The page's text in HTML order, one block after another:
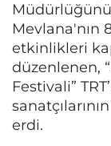
Mevlana'nın
etkinlikleri
düzenlenen,
Festivali”
erdi.